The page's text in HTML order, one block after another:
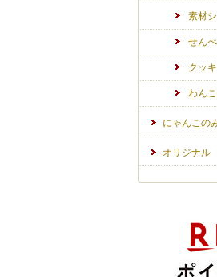
素材
せん
クッ
わん
にゃんこの
オリジナル